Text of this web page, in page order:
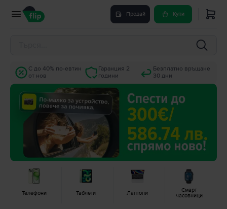
Продай Купи
С до 40% по-евтин
от нов
Гаранция 2
години
Безплатно връщане
30 дни
Телефони Таблети Лаптопи
Смарт
часовници